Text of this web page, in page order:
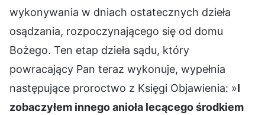
wykonywania w dniach ostatecznych dzieła
osądzania, rozpoczynającego się od domu
Bożego. Ten etap dzieła sądu, który
powracający Pan teraz wykonuje, wypełnia
następujące proroctwo z Księgi Objawienia: »I
zobaczyłem innego anioła lecącego środkiem